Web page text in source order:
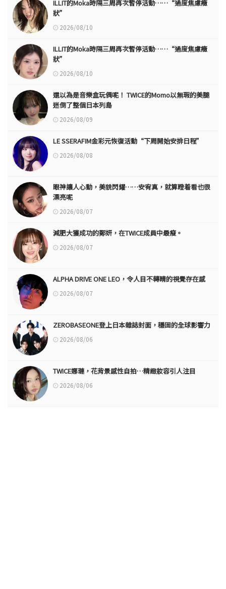
ILLIT的Moka時隔三周再次暫停活動……“過度焦慮癥
狀”
2026/08/10
ILLIT的Moka時隔三周再次暫停活動……“過度焦慮癥
狀”
2026/08/10
還以為是音樂盒玩偶呢！ TWICE的Momo以無瑕的美腿
迷倒了整個日本列島
2026/08/09
LE SSERAFIM金彩元恢復活動“下周開始安排日程”
2026/08/08
眼神讓人心動，美貌閃耀……安宥真，就算瞪着看也很
漂亮呢
2026/08/07
減肥大獲成功的鄭妍，在TWICE成員中最瘦。
2026/08/07
ALPHA DRIVE ONE LEO，令人目不轉睛的視覺存在感
2026/08/07
ZEROBASEONE登上日本雜誌封面，穩固的全球影響力
2026/08/06
TWICE娜璉，花背景感性自拍…精緻妝容引人注目
2026/08/06